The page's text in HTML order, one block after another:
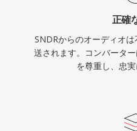
正確
SNDRからのオーディオ
送されます。コンバータ
を尊重し、忠実